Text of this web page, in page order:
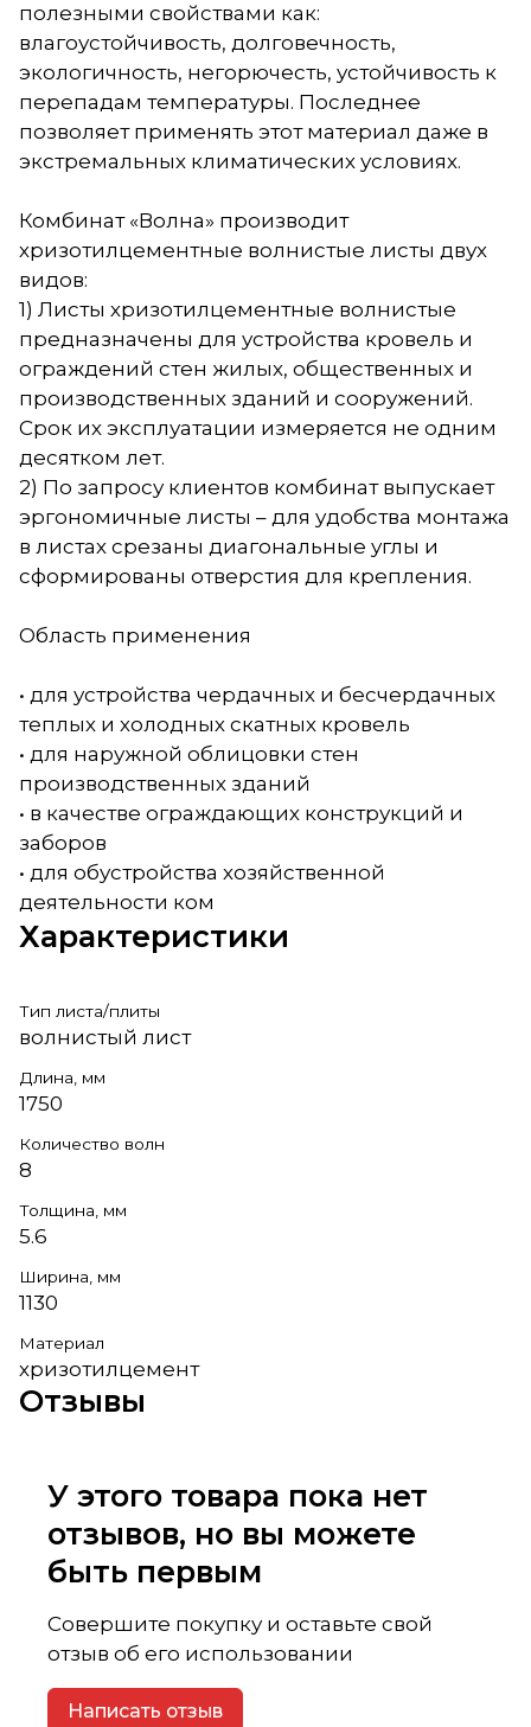
полезными свойствами как:
влагоустойчивость, долговечность,
экологичность, негорючесть, устойчивость к
перепадам температуры. Последнее
позволяет применять этот материал даже в
экстремальных климатических условиях.
Комбинат «Волна» производит
хризотилцементные волнистые листы двух
видов:
1) Листы хризотилцементные волнистые
предназначены для устройства кровель и
ограждений стен жилых, общественных и
производственных зданий и сооружений.
Срок их эксплуатации измеряется не одним
десятком лет.
2) По запросу клиентов комбинат выпускает
эргономичные листы – для удобства монтажа
в листах срезаны диагональные углы и
сформированы отверстия для крепления.
Область применения
• для устройства чердачных и бесчердачных
теплых и холодных скатных кровель
• для наружной облицовки стен
производственных зданий
• в качестве ограждающих конструкций и
заборов
• для обустройства хозяйственной
деятельности ком
Характеристики
Тип листа/плиты
волнистый лист
Длина, мм
1750
Количество волн
8
Толщина, мм
5.6
Ширина, мм
1130
Материал
хризотилцемент
Отзывы
У этого товара пока нет
отзывов, но вы можете
быть первым
Совершите покупку и оставьте свой
отзыв об его использовании
Написать отзыв